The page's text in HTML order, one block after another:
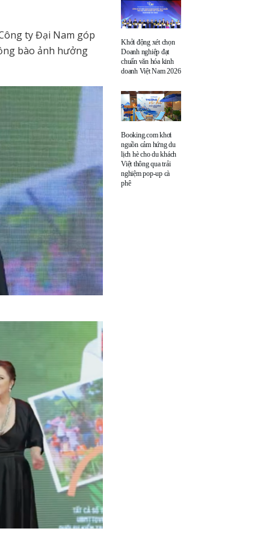
ty Đại Nam góp
bào ảnh hưởng
Khởi động xét chọn
Doanh nghiệp đạt
chuẩn văn hóa kinh
doanh Việt Nam 2026
Booking.com khơi
nguồn cảm hứng du
lịch hè cho du khách
Việt thông qua trải
nghiệm pop-up cà
phê